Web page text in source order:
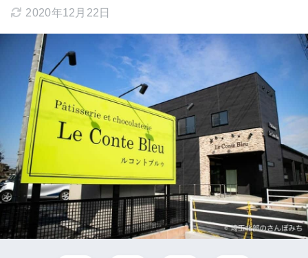
2020年12月22日